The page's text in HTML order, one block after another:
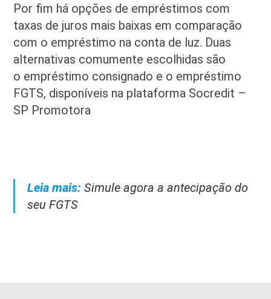
Por fim há opções de empréstimos com
taxas de juros mais baixas em comparação
com o empréstimo na conta de luz. Duas
alternativas comumente escolhidas são
o empréstimo consignado e o empréstimo
FGTS, disponíveis na plataforma Socredit –
SP Promotora
Leia mais: Simule agora a antecipação do
seu FGTS